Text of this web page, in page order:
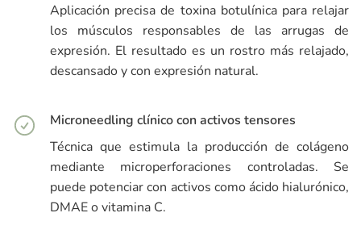
Aplicación precisa de toxina botulínica para relajar
los músculos responsables de las arrugas de
expresión. El resultado es un rostro más relajado,
descansado y con expresión natural.
Microneedling clínico con activos tensores
Técnica que estimula la producción de colágeno
mediante microperforaciones controladas. Se
puede potenciar con activos como ácido hialurónico,
DMAE o vitamina C.